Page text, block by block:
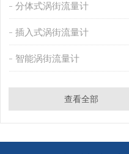
分体式涡街流量计
插入式涡街流量计
智能涡街流量计
查看全部